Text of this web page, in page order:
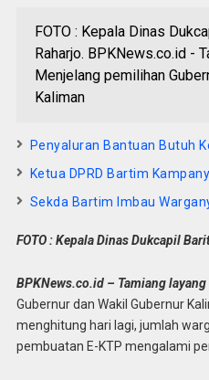
FOTO : Kepala Dinas
Raharjo. BPKNews.co.id -
Menjelang pemilihan
Kaliman
Penyaluran Bantuan Butuh
Ketua DPRD Bartim
Sekda Bartim Imbau
FOTO : Kepala Dinas Dukcapil
BPKNews.co.id – Tamiang layang
Gubernur dan Wakil Gubernur
menghitung hari lagi, jumlah
pembuatan E-KTP mengalami